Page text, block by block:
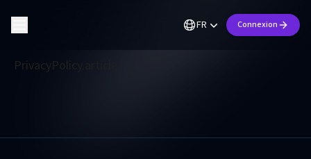
FR Connexion
PrivacyPolicy.article